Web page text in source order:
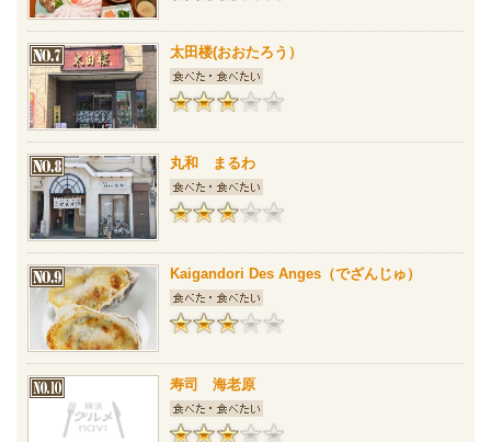
太田楼(おおたろう）
丸和 まるわ
Kaigandori Des Anges（でざんじゅ）
寿司 海老原